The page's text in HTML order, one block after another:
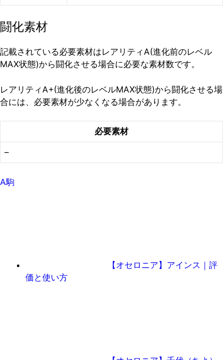
闘化素材
記載されている必要素材はレアリティA(進化前のレベル
MAX状態)から闘化させる場合に必要な素材数です。
レアリティA+(進化後のレベルMAX状態)から闘化させる場
合には、必要素材が少なくなる場合があります。
必要素材
–
A駒
【オセロニア】アインス｜評
価と使い方